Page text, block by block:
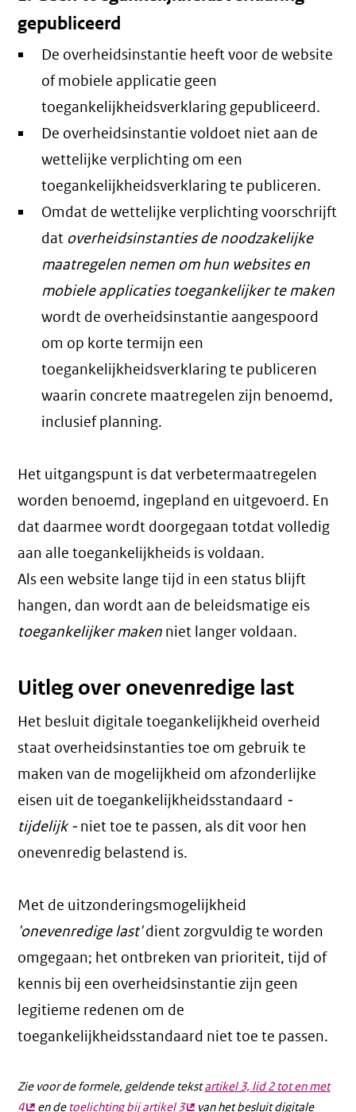
gepubliceerd
De overheidsinstantie heeft voor de website
of mobiele applicatie geen
toegankelijkheidsverklaring gepubliceerd.
De overheidsinstantie voldoet niet aan de
wettelijke verplichting om een
toegankelijkheidsverklaring te publiceren.
Omdat de wettelijke verplichting voorschrijft
dat overheidsinstanties de noodzakelijke
maatregelen nemen om hun websites en
mobiele applicaties toegankelijker te maken
wordt de overheidsinstantie aangespoord
om op korte termijn een
toegankelijkheidsverklaring te publiceren
waarin concrete maatregelen zijn benoemd,
inclusief planning.
Het uitgangspunt is dat verbetermaatregelen
worden benoemd, ingepland en uitgevoerd. En
dat daarmee wordt doorgegaan totdat volledig
aan alle toegankelijkheids is voldaan.
Als een website lange tijd in een status blijft
hangen, dan wordt aan de beleidsmatige eis
toegankelijker maken niet langer voldaan.
Uitleg over onevenredige last
Het besluit digitale toegankelijkheid overheid
staat overheidsinstanties toe om gebruik te
maken van de mogelijkheid om afzonderlijke
eisen uit de toegankelijkheidsstandaard -
tijdelijk - niet toe te passen, als dit voor hen
onevenredig belastend is.
Met de uitzonderingsmogelijkheid
'onevenredige last'dient zorgvuldig te worden
omgegaan; het ontbreken van prioriteit, tijd of
kennis bij een overheidsinstantie zijn geen
legitieme redenen om de
toegankelijkheidsstandaard niet toe te passen.
Zie voor de formele, geldende tekstartikel 3, lid 2 tot en met
4(externe
en de toelichting bij artikel 3(externe
van het besluit digitale